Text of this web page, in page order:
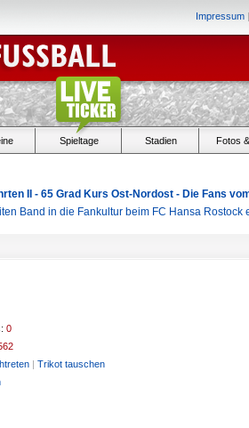
Impressum |
Spieltage Stadien Fotos
II - 65 Grad Kurs Ost-Nordost - Die Fans
Band in die Fankultur beim FC Hansa Rostock
0
| Trikot tauschen